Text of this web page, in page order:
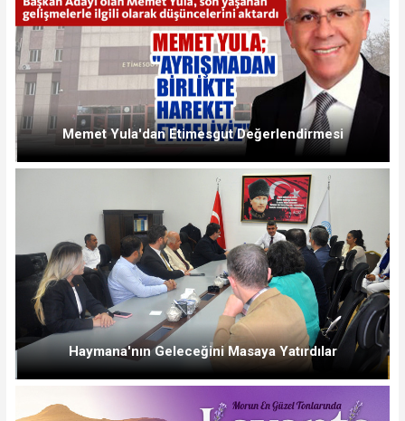
Memet Yula'dan Etimesgut Değerlendirmesi
Haymana'nın Geleceğini Masaya Yatırdılar